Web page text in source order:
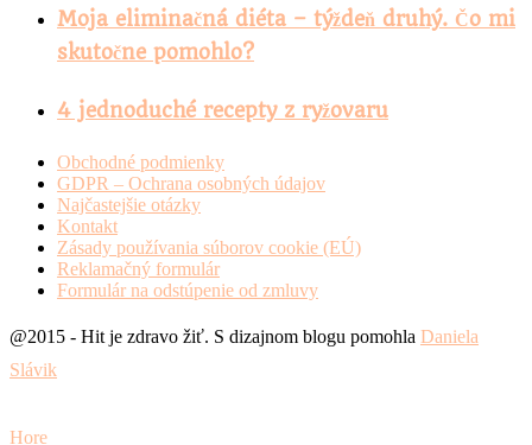
Moja eliminačná diéta – týždeň druhý. Čo mi
skutočne pomohlo?
4 jednoduché recepty z ryžovaru
Obchodné podmienky
GDPR – Ochrana osobných údajov
Najčastejšie otázky
Kontakt
Zásady používania súborov cookie (EÚ)
Reklamačný formulár
Formulár na odstúpenie od zmluvy
@2015 - Hit je zdravo žiť. S dizajnom blogu pomohla Daniela
Slávik
Hore